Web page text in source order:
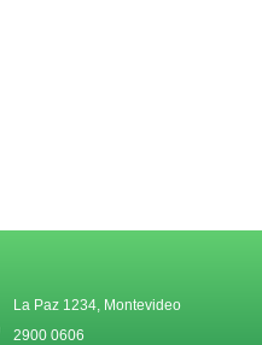
La Paz 1234, Montevideo
2900 0606